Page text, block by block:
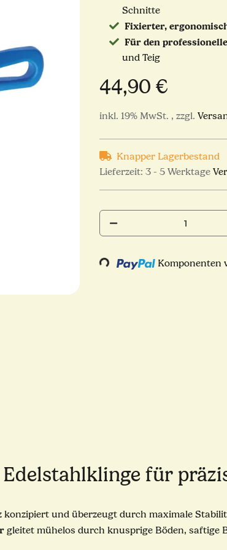
Schnitte
Fixierter,
Für den
und Teig
44,90 €
inkl. 19% MwSt. , zzgl.
Knapper Lagerbestand
Lieferzeit: 3 - 5 Werktage
Loading... Komponenten
für
und überzeugt durch maximale
gleitet mühelos durch knusprige Böden, saftige